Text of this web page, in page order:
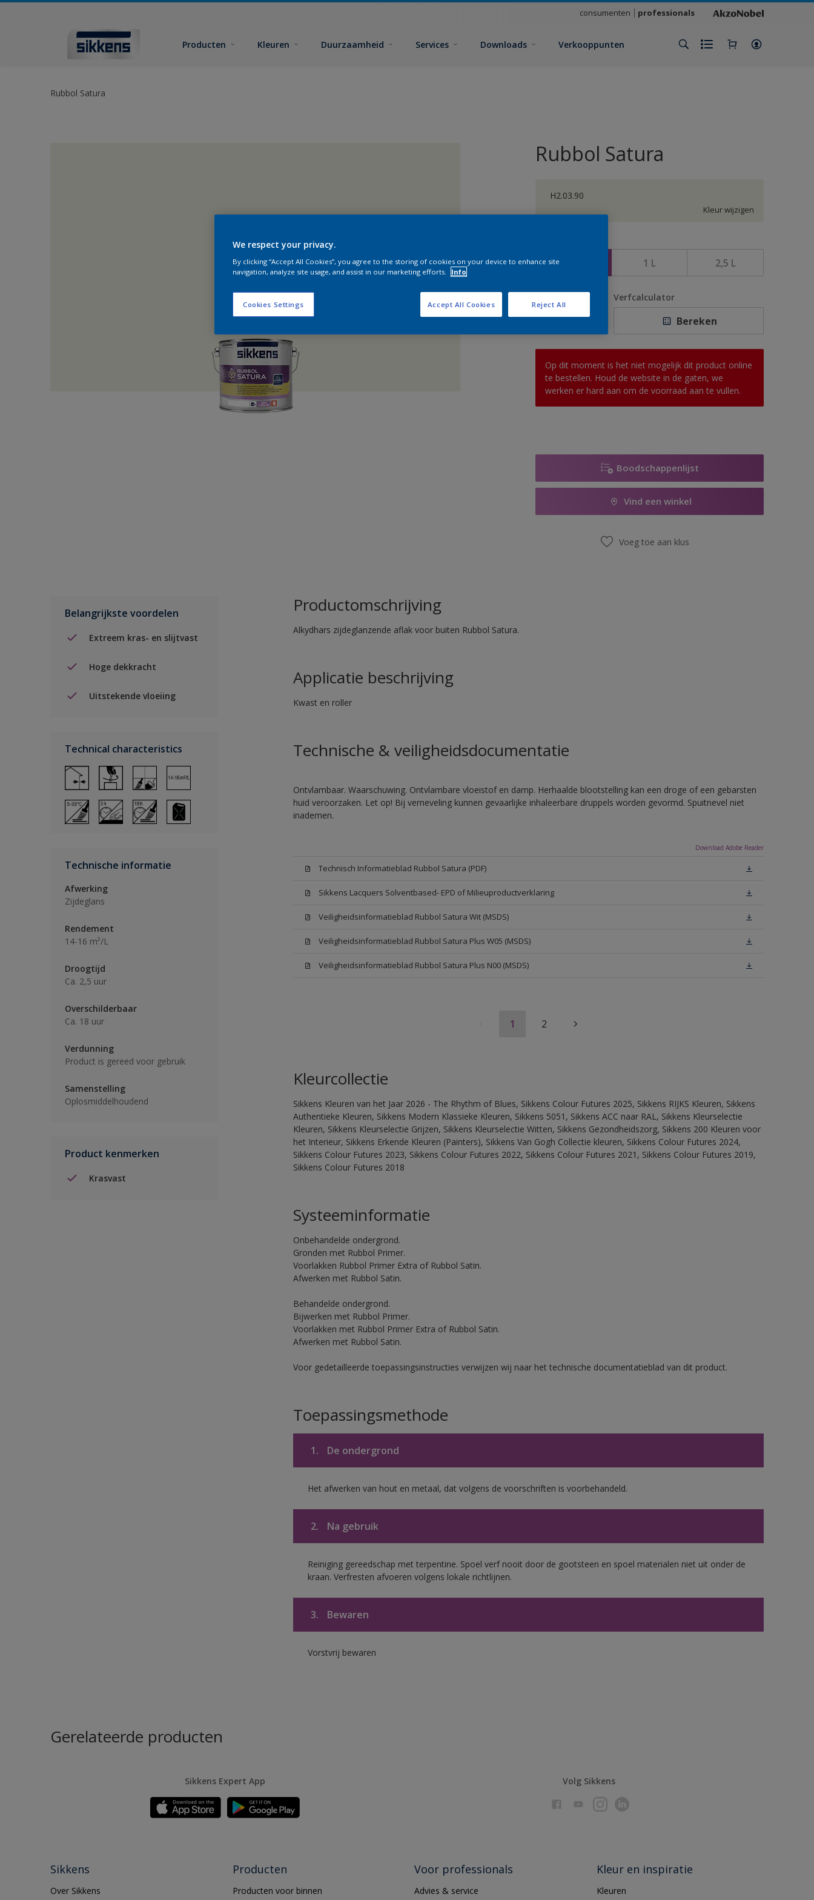
consumenten professionals
Producten Kleuren Duurzaamheid Services Downloads Verkooppunten
Rubbol Satura
Rubbol Satura
H2.03.90
Kleur wijzigen
500 ML 1 L 2,5 L
Verfcalculator
Bereken
Op dit moment is het niet mogelijk dit product online
te bestellen. Houd de website in de gaten, we
werken er hard aan om de voorraad aan te vullen.
Boodschappenlijst
Vind een winkel
Voeg toe aan klus
Belangrijkste voordelen
Extreem kras- en slijtvast
Hoge dekkracht
Uitstekende vloeiing
Technical characteristics
Technische informatie
Afwerking
Zijdeglans
Rendement
14-16 m²/L
Droogtijd
Ca. 2,5 uur
Overschilderbaar
Ca. 18 uur
Verdunning
Product is gereed voor gebruik
Samenstelling
Oplosmiddelhoudend
Product kenmerken
Krasvast
Productomschrijving
Alkydhars zijdeglanzende aflak voor buiten Rubbol Satura.
Applicatie beschrijving
Kwast en roller
Technische & veiligheidsdocumentatie
Ontvlambaar. Waarschuwing. Ontvlambare vloeistof en damp. Herhaalde blootstelling kan een droge of een gebarsten
huid veroorzaken. Let op! Bij verneveling kunnen gevaarlijke inhaleerbare druppels worden gevormd. Spuitnevel niet
inademen.
Download Adobe Reader
Technisch Informatieblad Rubbol Satura (PDF)
Sikkens Lacquers Solventbased- EPD of Milieuproductverklaring
Veiligheidsinformatieblad Rubbol Satura Wit (MSDS)
Veiligheidsinformatieblad Rubbol Satura Plus W05 (MSDS)
Veiligheidsinformatieblad Rubbol Satura Plus N00 (MSDS)
1 2
Kleurcollectie
Sikkens Kleuren van het Jaar 2026 - The Rhythm of Blues, Sikkens Colour Futures 2025, Sikkens RIJKS Kleuren, Sikkens
Authentieke Kleuren, Sikkens Modern Klassieke Kleuren, Sikkens 5051, Sikkens ACC naar RAL, Sikkens Kleurselectie
Kleuren, Sikkens Kleurselectie Grijzen, Sikkens Kleurselectie Witten, Sikkens Gezondheidszorg, Sikkens 200 Kleuren voor
het Interieur, Sikkens Erkende Kleuren (Painters), Sikkens Van Gogh Collectie kleuren, Sikkens Colour Futures 2024,
Sikkens Colour Futures 2023, Sikkens Colour Futures 2022, Sikkens Colour Futures 2021, Sikkens Colour Futures 2019,
Sikkens Colour Futures 2018
Systeeminformatie
Onbehandelde ondergrond.
Gronden met Rubbol Primer.
Voorlakken Rubbol Primer Extra of Rubbol Satin.
Afwerken met Rubbol Satin.
Behandelde ondergrond.
Bijwerken met Rubbol Primer.
Voorlakken met Rubbol Primer Extra of Rubbol Satin.
Afwerken met Rubbol Satin.
Voor gedetailleerde toepassingsinstructies verwijzen wij naar het technische documentatieblad van dit product.
Toepassingsmethode
1. De ondergrond
Het afwerken van hout en metaal, dat volgens de voorschriften is voorbehandeld.
2. Na gebruik
Reiniging gereedschap met terpentine. Spoel verf nooit door de gootsteen en spoel materialen niet uit onder de
kraan. Verfresten afvoeren volgens lokale richtlijnen.
3. Bewaren
Vorstvrij bewaren
Gerelateerde producten
Sikkens Expert App Volg Sikkens
Sikkens
Over Sikkens
Producten
Producten voor binnen
Voor professionals
Advies & service
Kleur en inspiratie
Kleuren
We respect your privacy.
By clicking “Accept All Cookies”, you agree to the storing of cookies on your device to enhance site
navigation, analyze site usage, and assist in our marketing efforts.
Info
Cookies Settings Reject All
Accept All Cookies